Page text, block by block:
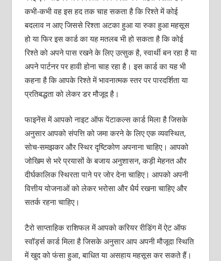
कभी-कभी वह इस हद तक चाह सकता है कि रिश्‍ते में कोई
बदलाव न आए जिससे रिश्‍ता अटका हुआ या रुका हुआ महसूस
हो या फिर इस कार्ड का यह मतलब भी हो सकता है कि कोई
रिश्‍ते को अपने पास रखने के लिए उत्‍सुक है, स्‍वार्थी बन रहा है या
अपने पार्टनर पर हावी होना चाह रहा है। इस कार्ड का यह भी
कहना है कि आपके रिश्‍ते में भावनात्‍मक स्‍तर पर पारदर्शिता या
प्रतिबद्धता को लेकर डर मौजूद है।
फाइनेंस में आपको नाइट ऑफ पेंटाकल्‍स कार्ड मिला है जिसके
अनुसार आपको संपत्ति को जमा करने के लिए एक व्‍यवस्थित,
सोच-समझकर और स्थिर द‍ृष्टिकोण अपनाना चाहिए। आपको
जोखिम से भरे प्रयासों के बजाय अनुशासन, कड़ी मेहनत और
दीर्घकालिक स्थिरता पाने पर जोर देना चाहिए। आपको अपनी
वित्तीय योजनाओं को लेकर भरोसा और धैर्य रखना चाहिए और
सतर्क रहना चाहिए।
टैरो साप्‍ताहिक राशिफल में आपको करियर रीडिंग में ऐट ऑफ
स्‍वॉर्ड्स कार्ड मिला है जिसके अनुसार आप अपनी मौजूदा स्थिति
में खुद को फंसा हुआ, बाधित या असहाय महसूस कर सकते हैं।